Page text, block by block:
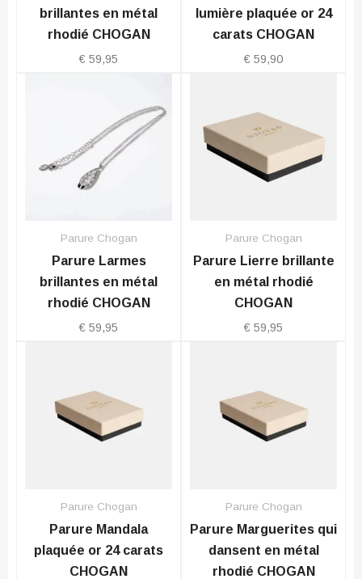
brillantes en métal
rhodié CHOGAN
€ 59,95
lumière plaquée or 24
carats CHOGAN
€ 59,90
Parure Chogan
Parure Larmes
brillantes en métal
rhodié CHOGAN
€ 59,95
Parure Chogan
Parure Lierre brillante
en métal rhodié
CHOGAN
€ 59,95
Parure Chogan
Parure Mandala
plaquée or 24 carats
CHOGAN
Parure Chogan
Parure Marguerites qui
dansent en métal
rhodié CHOGAN